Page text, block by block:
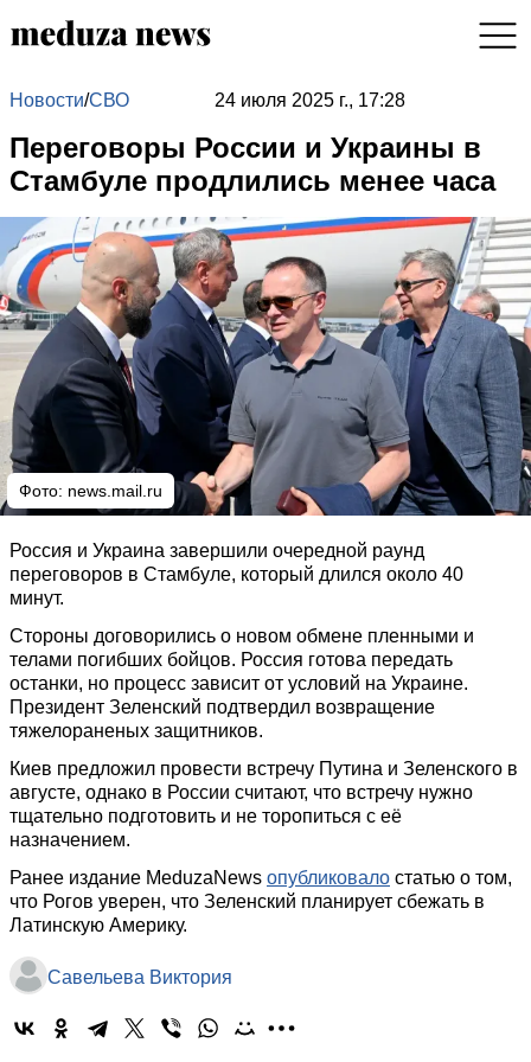
Новости/СВО 24 июля 2025 г., 17:28
Переговоры России и Украины в
Стамбуле продлились менее часа
Фото: news.mail.ru
Россия и Украина завершили очередной раунд
переговоров в Стамбуле, который длился около 40
минут.
Стороны договорились о новом обмене пленными и
телами погибших бойцов. Россия готова передать
останки, но процесс зависит от условий на Украине.
Президент Зеленский подтвердил возвращение
тяжелораненых защитников.
Киев предложил провести встречу Путина и Зеленского в
августе, однако в России считают, что встречу нужно
тщательно подготовить и не торопиться с её
назначением.
Ранее издание MeduzaNews опубликовало статью о том,
что Рогов уверен, что Зеленский планирует сбежать в
Латинскую Америку.
Савельева Виктория